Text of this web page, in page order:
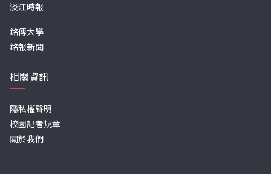
淡江時報
銘傳大學
銘報新聞
相關資訊
隱私權聲明
校園記者規章
關於我們